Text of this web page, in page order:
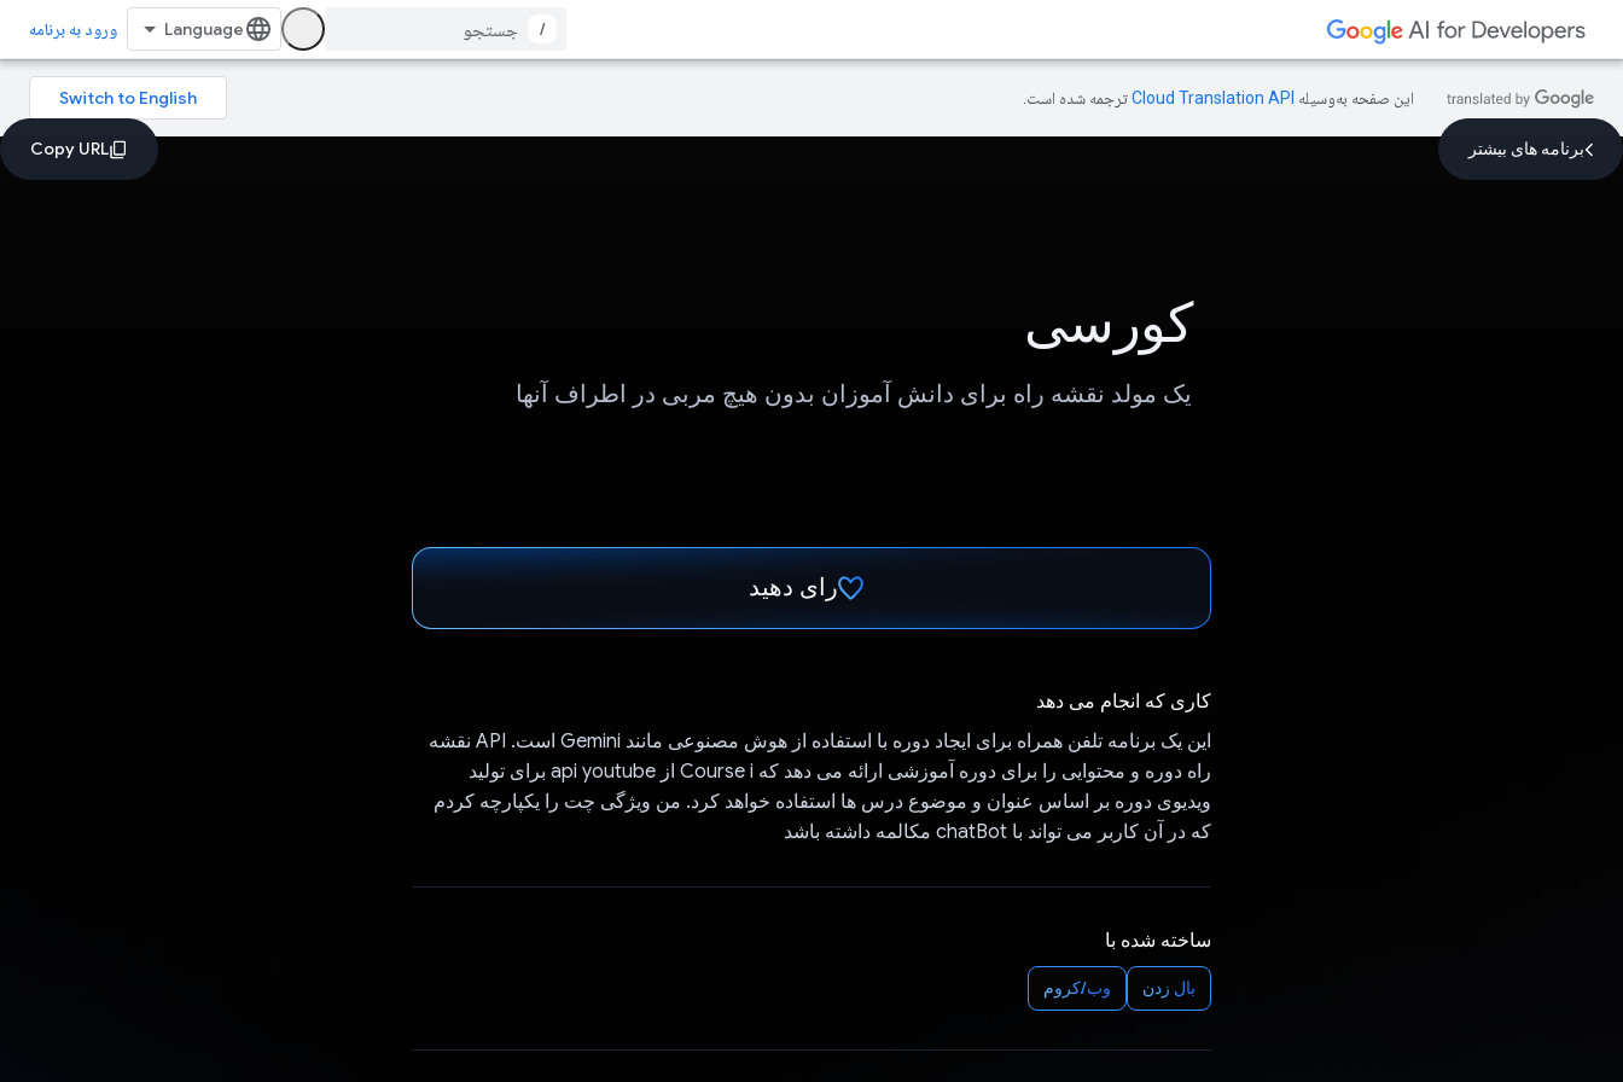
/ ورود به برنامه
این صفحه به‌وسیله ترجمه شده است.
برنامه های بیشتر
کورسی
یک مولد نقشه راه برای دانش آموزان بدون هیچ مربی در اطراف آنها
رای دهید
کاری که انجام می دهد
این یک برنامه تلفن همراه برای ایجاد دوره با استفاده از هوش مصنوعی مانند Gemini است. API نقشه
راه دوره و محتوایی را برای دوره آموزشی ارائه می دهد که Course i از api youtube برای تولید
ویدیوی دوره بر اساس عنوان و موضوع درس ها استفاده خواهد کرد. من ویژگی چت را یکپارچه کردم
که در آن کاربر می تواند با chatBot مکالمه داشته باشد
ساخته شده با
بال زدن وب/کروم